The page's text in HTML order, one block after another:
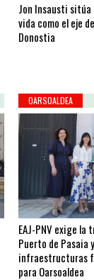
Jon Insausti sitúa
vida como el eje
Donostia
OARSOALDEA
EAJ-PNV exige
Puerto de Pasaia
infraestructuras
para Oarsoaldea